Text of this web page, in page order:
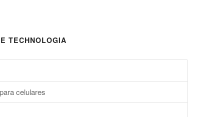
TECHNOLOGIA
celulares